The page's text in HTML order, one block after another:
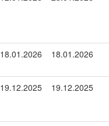
18.01.2026 18.01.2026
19.12.2025 19.12.2025